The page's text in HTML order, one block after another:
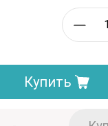
Купить